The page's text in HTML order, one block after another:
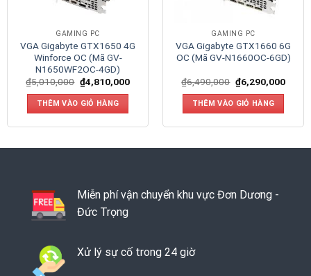
GAMING PC
VGA Gigabyte GTX1650 4G
Winforce OC (Mã GV-
N1650WF2OC-4GD)
₫5,010,000 ₫4,810,000
THÊM VÀO GIỎ HÀNG
GAMING PC
VGA Gigabyte GTX1660 6G
OC (Mã GV-N1660OC-6GD)
₫6,490,000 ₫6,290,000
THÊM VÀO GIỎ HÀNG
Miễn phí vận chuyển khu vực Đơn Dương -
Đức Trọng
Xử lý sự cố trong 24 giờ